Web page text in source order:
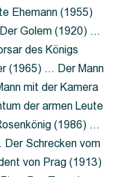
Ehemann (1955)
Golem (1920) …
des Königs
(1965) … Der Mann
mit der Kamera
der armen Leute
(1986) …
Der Schrecken vom
von Prag (1913)